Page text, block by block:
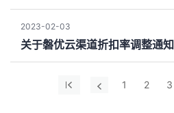
2023-02-03
关于磐优云渠道折扣率调整通知
1 2 3